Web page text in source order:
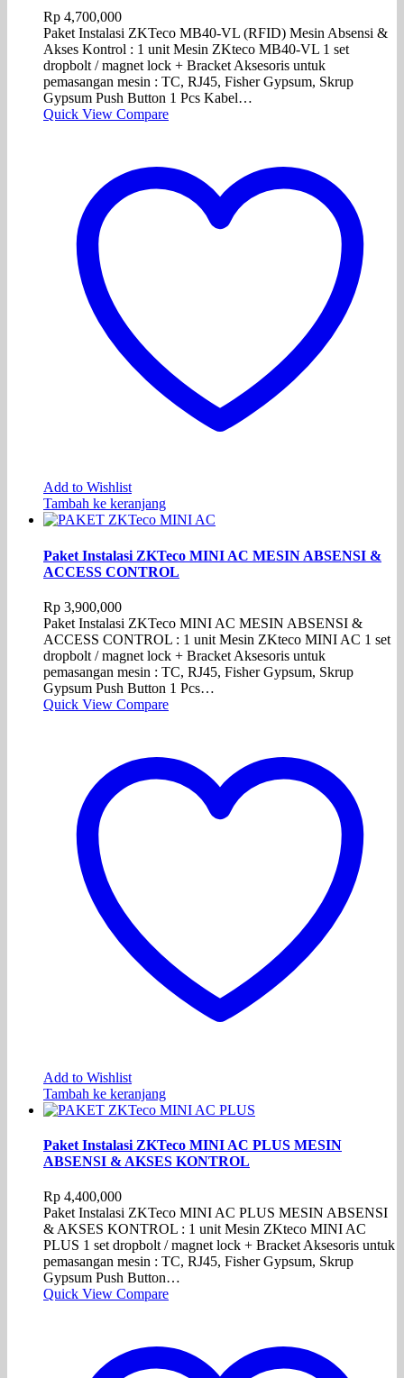
Rp 4,700,000
Paket Instalasi ZKTeco MB40-VL (RFID) Mesin Absensi &
Akses Kontrol : 1 unit Mesin ZKteco MB40-VL 1 set
dropbolt / magnet lock + Bracket Aksesoris untuk
pemasangan mesin : TC, RJ45, Fisher Gypsum, Skrup
Gypsum Push Button 1 Pcs Kabel…
Quick View Compare
Add to Wishlist
Tambah ke keranjang
Paket Instalasi ZKTeco MINI AC MESIN ABSENSI &
ACCESS CONTROL
Rp 3,900,000
Paket Instalasi ZKTeco MINI AC MESIN ABSENSI &
ACCESS CONTROL : 1 unit Mesin ZKteco MINI AC 1 set
dropbolt / magnet lock + Bracket Aksesoris untuk
pemasangan mesin : TC, RJ45, Fisher Gypsum, Skrup
Gypsum Push Button 1 Pcs…
Quick View Compare
Add to Wishlist
Tambah ke keranjang
Paket Instalasi ZKTeco MINI AC PLUS MESIN
ABSENSI & AKSES KONTROL
Rp 4,400,000
Paket Instalasi ZKTeco MINI AC PLUS MESIN ABSENSI
& AKSES KONTROL : 1 unit Mesin ZKteco MINI AC
PLUS 1 set dropbolt / magnet lock + Bracket Aksesoris untuk
pemasangan mesin : TC, RJ45, Fisher Gypsum, Skrup
Gypsum Push Button…
Quick View Compare